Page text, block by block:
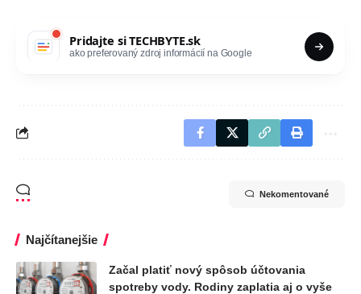
Pridajte siTECHBYTE.sk
ako preferovaný zdroj informácií na Google
Nekomentované
Najčítanejšie
Začal platiť nový spôsob účtovania
spotreby vody. Rodiny zaplatia aj o vyše